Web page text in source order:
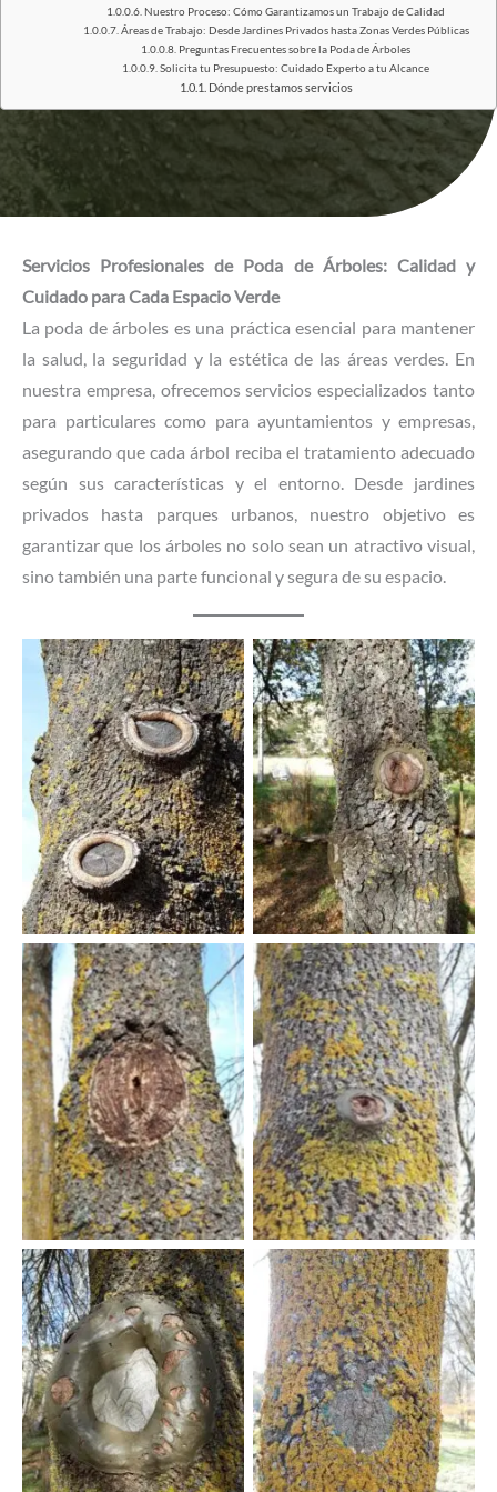
Nuestro Proceso: Cómo Garantizamos un Trabajo de Calidad
Áreas de Trabajo: Desde Jardines Privados hasta Zonas Verdes Públicas
Preguntas Frecuentes sobre la Poda de Árboles
Solicita tu Presupuesto: Cuidado Experto a tu Alcance
Dónde prestamos servicios
Servicios Profesionales de Poda de Árboles: Calidad y
Cuidado para Cada Espacio Verde
La poda de árboles es una práctica esencial para mantener
la salud, la seguridad y la estética de las áreas verdes. En
nuestra empresa, ofrecemos servicios especializados tanto
para particulares como para ayuntamientos y empresas,
asegurando que cada árbol reciba el tratamiento adecuado
según sus características y el entorno. Desde jardines
privados hasta parques urbanos, nuestro objetivo es
garantizar que los árboles no solo sean un atractivo visual,
sino también una parte funcional y segura de su espacio.
Sin leyenda Sin leyenda
Sin leyenda Sin leyenda
Sin leyenda Sin leyenda